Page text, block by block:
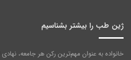
ژین طب را بیشتر بشناسیم
خانواده به عنوان مهم‌ترین رکن هر جامعه‌،